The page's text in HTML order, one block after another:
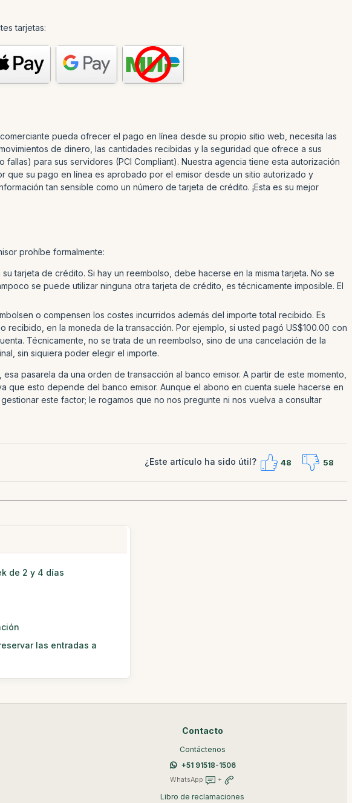
tarjetas:
pueda ofrecer el pago en línea desde su propio sitio web, necesita las
de dinero, las cantidades recibidas y la seguridad que ofrece a sus
para sus servidores (PCI Compliant). Nuestra agencia tiene esta autorización
que su pago en línea es aprobado por el emisor desde un sitio autorizado y
tan sensible como un número de tarjeta de crédito. ¡Esta es su mejor
prohíbe formalmente:
tarjeta de crédito. Si hay un reembolso, debe hacerse en la misma tarjeta. No se
se puede utilizar ninguna otra tarjeta de crédito, es técnicamente imposible. El
o compensen los costes incurridos además del importe total recibido. Es
recibido, en la moneda de la transacción. Por ejemplo, si usted pagó US$100.00 con
Técnicamente, no se trata de un reembolso, sino de una cancelación de la
sin siquiera poder elegir el importe.
pasarela da una orden de transacción al banco emisor. A partir de este momento,
esto depende del banco emisor. Aunque el abono en cuenta suele hacerse en
este factor; le rogamos que no nos pregunte ni nos vuelva a consultar
¿Este artículo ha sido útil? 48 58
de 2 y 4 días
las entradas a
Contacto
Contáctenos
+51 91518-1506
WhatsApp +
Libro de reclamaciones